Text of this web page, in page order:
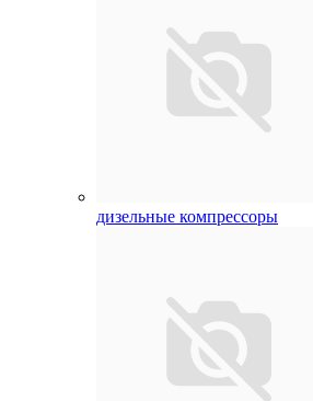
дизельные компрессоры